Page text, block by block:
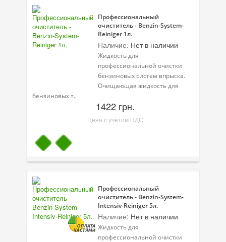
Профессиональный
очиститель - Benzin-System-
Reiniger 1л.
Наличие: Нет в наличии
Жидкость для
профессиональной очистки
бензиновых систем впрыска.
Очищающая жидкость для
бензиновых т..
1422 грн.
Цена с учётом НДС
Профессиональный
очиститель - Benzin-System-
Intensiv-Reiniger 5л.
Наличие: Нет в наличии
Жидкость для
профессиональной очистки